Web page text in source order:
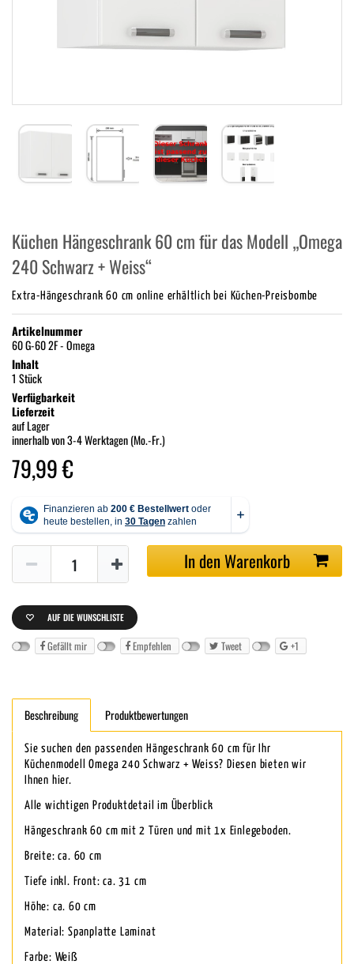
Küchen Hängeschrank 60 cm für das Modell „Omega
240 Schwarz + Weiss“
Extra-Hängeschrank 60 cm online erhältlich bei Küchen-Preisbombe
Artikelnummer
60 G-60 2F - Omega
Inhalt
1 Stück
Verfügbarkeit
Lieferzeit
auf Lager
innerhalb von 3-4 Werktagen (Mo.-Fr.)
79,99 €
In den Warenkorb
AUF DIE WUNSCHLISTE
Gefällt mir Empfehlen Tweet +1
Beschreibung Produktbewertungen
Sie suchen den passenden Hängeschrank 60 cm für Ihr
Küchenmodell Omega 240 Schwarz + Weiss? Diesen bieten wir
Ihnen hier.
Alle wichtigen Produktdetail im Überblick
Hängeschrank 60 cm mit 2 Türen und mit 1x Einlegeboden.
Breite: ca. 60 cm
Tiefe inkl. Front: ca. 31 cm
Höhe: ca. 60 cm
Material: Spanplatte Laminat
Farbe: Weiß